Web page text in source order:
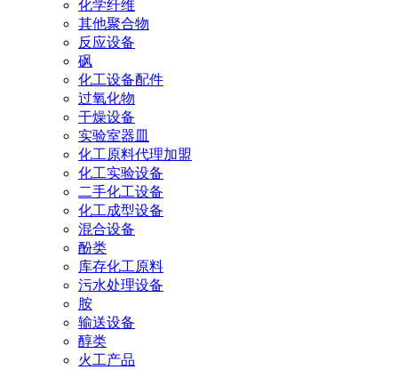
化学纤维
其他聚合物
反应设备
砜
化工设备配件
过氧化物
干燥设备
实验室器皿
化工原料代理加盟
化工实验设备
二手化工设备
化工成型设备
混合设备
酚类
库存化工原料
污水处理设备
胺
输送设备
醇类
火工产品